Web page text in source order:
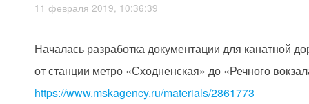
11 февраля 2019, 10:36:39
Началась разработка документации для канатной
от станции метро «Сходненская» до «Речного
https://www.mskagency.ru/materials/2861773